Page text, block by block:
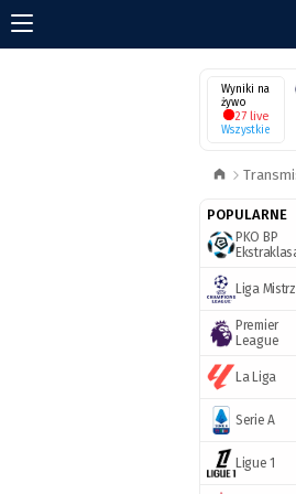
Wyniki na
żywo
27 live
Wszystkie
POPULARNE
PKO BP
Liga
Premier
League
La Liga
Serie A
Ligue 1